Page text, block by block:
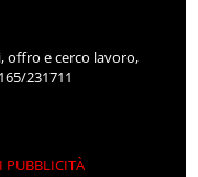
offro e cerco lavoro,
231711
PUBBLICITÀ